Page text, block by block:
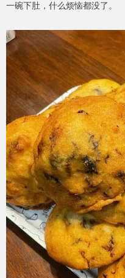
一碗下肚，什么烦恼都没了。